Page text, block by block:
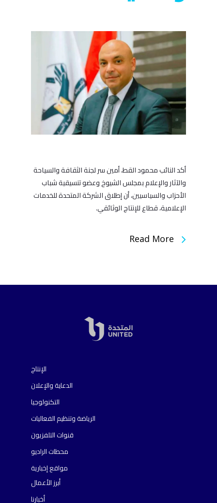
أكد النائب محمود القط، أمين سر لجنة الثقافة والسياحة
والآثار والإعلام بمجلس الشيوخ وعضو تنسيقية شباب
الأحزاب والسياسيين، أن إطلاق الشركة المتحدة للخدمات
الإعلامية، قطاع للإنتاج الوثائقي.
Read More
الإنتاج
الدعاية والإعلان
التكنولوجيا
الرياضة وتنظيم الفعاليات
قنوات التلفزيون
محطات الراديو
مواقع إخبارية
أبرز الأعمال
أخبارنا